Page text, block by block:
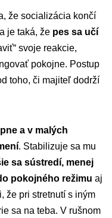
že socializácia končí
je taká, že pes sa učí
svoje reakcie,
pokojne. Postup
toho, či majiteľ dodrží
a v malých
. Stabilizuje sa mu
sa sústredí, menej
pokojného režimu aj
že pri stretnutí s iným
sa na teba. V rušnom